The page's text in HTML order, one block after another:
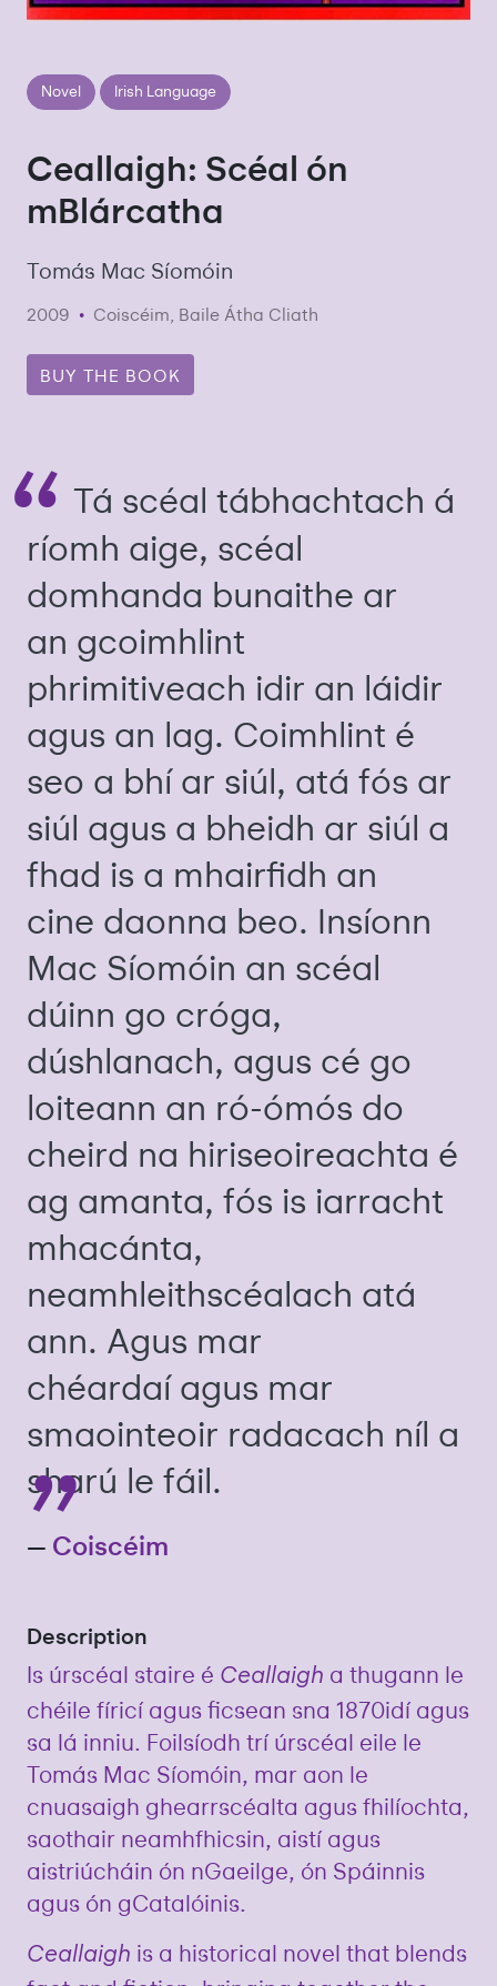
Novel Irish Language
Ceallaigh: Scéal ón
mBlárcatha
Tomás Mac Síomóin
2009 • Coiscéim, Baile Átha Cliath
BUY THE BOOK
Tá scéal tábhachtach á
ríomh aige, scéal
domhanda bunaithe ar
an gcoimhlint
phrimitiveach idir an láidir
agus an lag. Coimhlint é
seo a bhí ar siúl, atá fós ar
siúl agus a bheidh ar siúl a
fhad is a mhairfidh an
cine daonna beo. Insíonn
Mac Síomóin an scéal
dúinn go cróga,
dúshlanach, agus cé go
loiteann an ró-ómós do
cheird na hiriseoireachta é
ag amanta, fós is iarracht
mhacánta,
neamhleithscéalach atá
ann. Agus mar
chéardaí agus mar
smaointeoir radacach níl a
sharú le fáil.
— Coiscéim
Description
Is úrscéal staire é Ceallaigh a thugann le
chéile fíricí agus ficsean sna 1870idí agus
sa lá inniu. Foilsíodh trí úrscéal eile le
Tomás Mac Síomóin, mar aon le
cnuasaigh ghearrscéalta agus fhilíochta,
saothair neamhfhicsin, aistí agus
aistriúcháin ón nGaeilge, ón Spáinnis
agus ón gCatalóinis.
Ceallaigh is a historical novel that blends